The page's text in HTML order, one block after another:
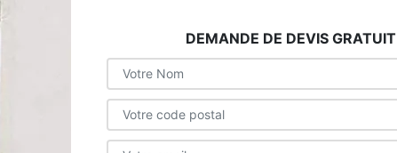
DEMANDE DE DEVIS GRATUIT